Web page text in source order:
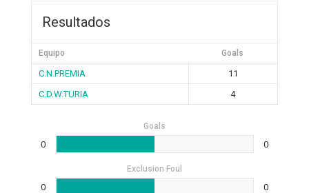
Resultados
Equipo Goals
C.N.PREMIA
11
C.D.W.TURIA
4
Goals
0 0
Exclusion Foul
0 0